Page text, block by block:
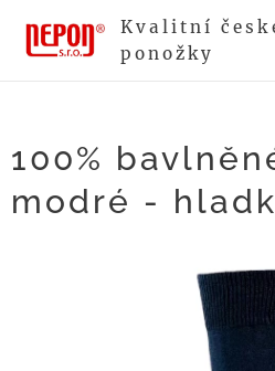
Kvalitní
ponožky
100%
modré -